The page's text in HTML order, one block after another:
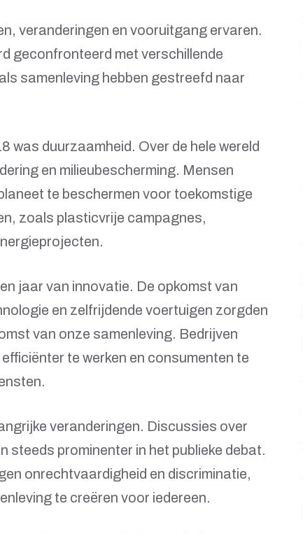
veranderingen en vooruitgang ervaren.
geconfronteerd met verschillende
samenleving hebben gestreefd naar
was duurzaamheid. Over de hele wereld
en milieubescherming. Mensen
te beschermen voor toekomstige
zoals plasticvrije campagnes,
jaar van innovatie. De opkomst van
en zelfrijdende voertuigen zorgden
van onze samenleving. Bedrijven
te werken en consumenten te
veranderingen. Discussies over
steeds prominenter in het publieke debat.
onrechtvaardigheid en discriminatie,
te creëren voor iedereen.